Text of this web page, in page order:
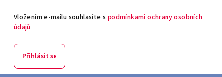
Vložením e-mailu souhlasíte s podmínkami ochrany osobních
údajů
Přihlásit se